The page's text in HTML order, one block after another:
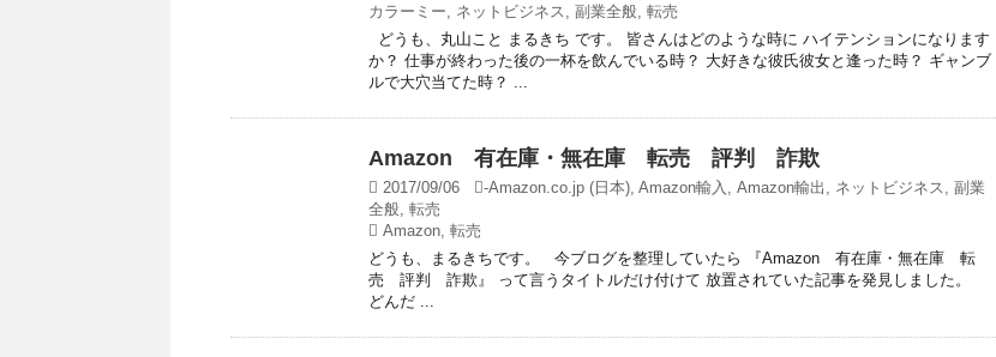
カラーミー, ネットビジネス, 副業全般, 転売
どうも、丸山こと まるきち です。 皆さんはどのような時に ハイテンションになります
か？ 仕事が終わった後の一杯を飲んでいる時？ 大好きな彼氏彼女と逢った時？ ギャンブ
ルで大穴当てた時？ ...
Amazon 有在庫・無在庫 転売 評判 詐欺
2017/09/06 -Amazon.co.jp (日本), Amazon輸入 , Amazon輸出 , ネットビジネス, 副業
全般, 転売
Amazon, 転売
どうも、まるきちです。 今ブログを整理していたら 『Amazon 有在庫・無在庫 転
売 評判 詐欺』 って言うタイトルだけ付けて 放置されていた記事を発見しました。
どんだ ...